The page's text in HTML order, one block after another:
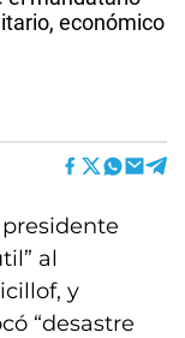
económico
al
y
“desastre